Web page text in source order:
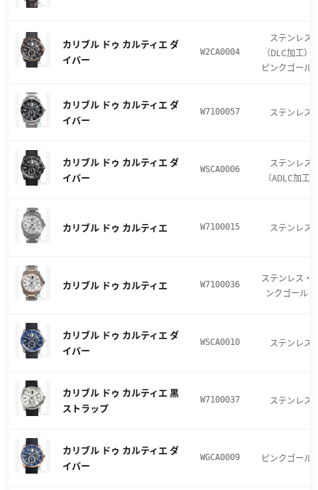
カリブル ドゥ カルティエ ダ
イバー
W2CA0004
ステンレス
（DLC加工）
ピンクゴール
カリブル ドゥ カルティエ ダ
イバー
W7100057 ステンレス
カリブル ドゥ カルティエ ダ
イバー
WSCA0006
ステンレス
（ADLC加工）
カリブル ドゥ カルティエ W7100015 ステンレス
カリブル ドゥ カルティエ W7100036
ステンレス・
ンクゴールド
カリブル ドゥ カルティエ ダ
イバー
WSCA0010 ステンレス
カリブル ドゥ カルティエ 黒
ストラップ
W7100037 ステンレス
カリブル ドゥ カルティエ ダ
イバー
WGCA0009 ピンクゴール